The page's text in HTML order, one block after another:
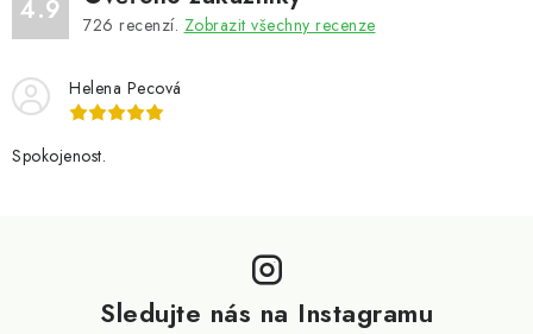
4.9 726 recenzí. Zobrazit všechny recenze
Helena Pecová
Spokojenost.
Sledujte nás na Instagramu